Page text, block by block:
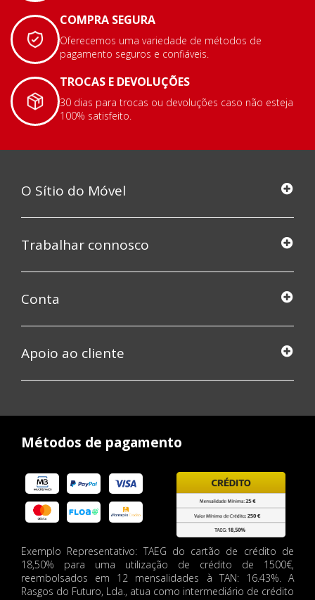
COMPRA SEGURA
Oferecemos uma variedade de métodos de
pagamento seguros e confiáveis.
TROCAS E DEVOLUÇÕES
30 dias para trocas ou devoluções caso não esteja
100% satisfeito.
O Sítio do Móvel
Trabalhar connosco
Conta
Apoio ao cliente
Métodos de pagamento
Exemplo Representativo: TAEG do cartão de crédito de
18,50% para uma utilização de crédito de 1500€,
reembolsados em 12 mensalidades à TAN: 16.43%. A
Rasgos do Futuro, Lda., atua como intermediário de crédito